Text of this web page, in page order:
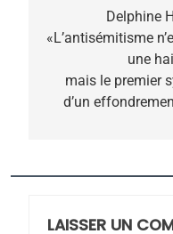
Delphine
«L’antisémitisme
une
mais le premier
d’un
LAISSER UN